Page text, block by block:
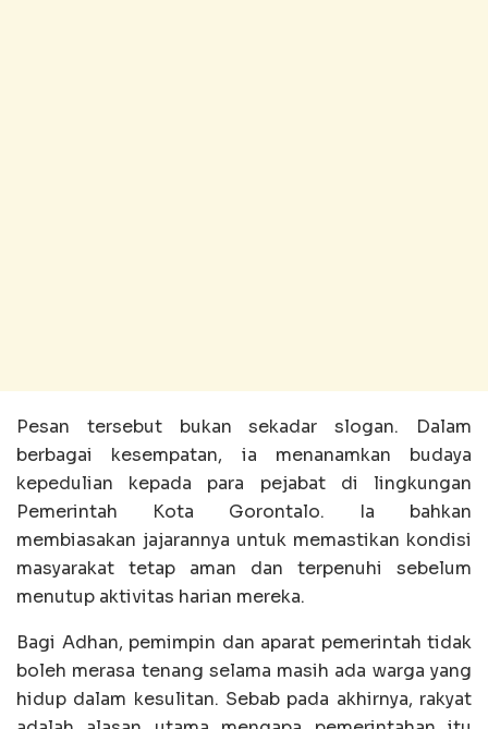
Pesan tersebut bukan sekadar slogan. Dalam
berbagai kesempatan, ia menanamkan budaya
kepedulian kepada para pejabat di lingkungan
Pemerintah Kota Gorontalo. Ia bahkan
membiasakan jajarannya untuk memastikan kondisi
masyarakat tetap aman dan terpenuhi sebelum
menutup aktivitas harian mereka.
Bagi Adhan, pemimpin dan aparat pemerintah tidak
boleh merasa tenang selama masih ada warga yang
hidup dalam kesulitan. Sebab pada akhirnya, rakyat